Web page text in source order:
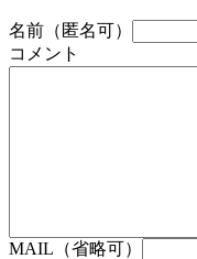
名前（匿名可）
コメント
MAIL（省略可）